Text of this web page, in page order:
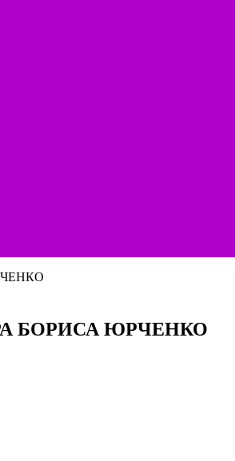
БОРИСА ЮРЧЕНКО